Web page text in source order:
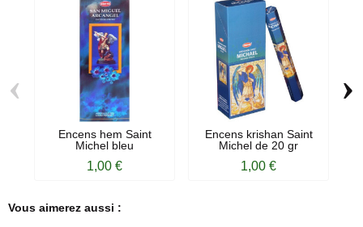
Encens hem Saint
Michel bleu
1,00 €
Encens krishan Saint
Michel de 20 gr
1,00 €
‹ ›
Vous aimerez aussi :